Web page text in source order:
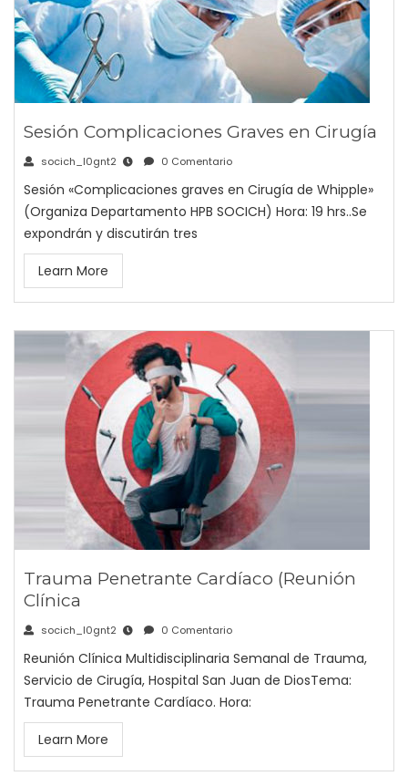
Sesión Complicaciones Graves en Cirugía
socich_l0gnt2 0 Comentario
Sesión «Complicaciones graves en Cirugía de Whipple»
(Organiza Departamento HPB SOCICH) Hora: 19 hrs..Se
expondrán y discutirán tres
Learn More
Trauma Penetrante Cardíaco (Reunión
Clínica
socich_l0gnt2 0 Comentario
Reunión Clínica Multidisciplinaria Semanal de Trauma,
Servicio de Cirugía, Hospital San Juan de DiosTema:
Trauma Penetrante Cardíaco. Hora:
Learn More